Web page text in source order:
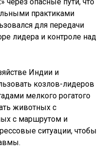
практиками
для передачи
лидера и контроле над
Индии и
козлов-лидеров
мелкого рогатого
животных с
с маршрутом и
ситуации, чтобы